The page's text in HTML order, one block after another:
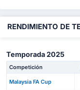
RENDIMIENTO DE
Temporada 2025
Competición
Malaysia FA Cup